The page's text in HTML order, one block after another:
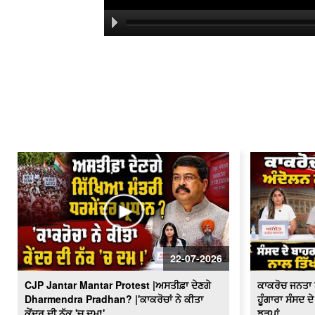
22-07-2026
CJP Jantar Mantar Protest |ਅਸਤੀਫ਼ਾ ਦੇਣਗੇ
Dharmendra Pradhan? |'ਕਾਕਰੋਚਾਂ ਨੇ ਕੀਤਾ
ਕਾਕਰੋਚ ਜਨਤਾ
ਹੂੰਗਾਰਾ ਸੰਸਦ